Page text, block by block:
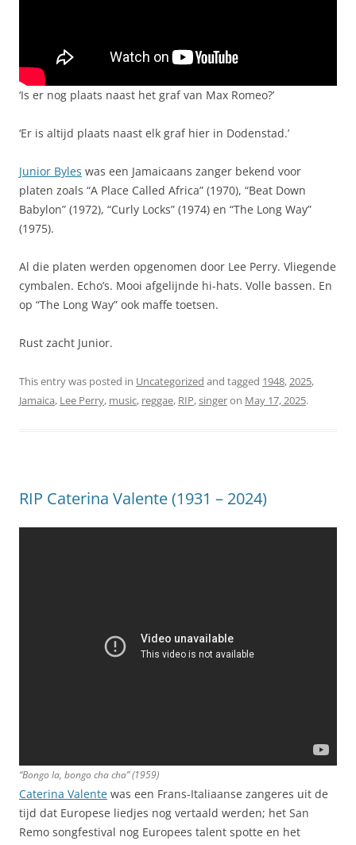
‘Is er nog plaats naast het graf van Max Romeo?’
‘Er is altijd plaats naast elk graf hier in Dodenstad.’
Junior Byles was een Jamaicaans zanger bekend voor
platen zoals “A Place Called Africa” (1970), “Beat Down
Babylon” (1972), “Curly Locks” (1974) en “The Long Way”
(1975).
Al die platen werden opgenomen door Lee Perry. Vliegende
cymbalen. Echo’s. Mooi afgelijnde hi-hats. Volle bassen. En
op “The Long Way” ook maffe toetsen.
Rust zacht Junior.
This entry was posted in Uncategorized and tagged 1948,2025,
Jamaica, Lee Perry, music, reggae, RIP,singeron May 17, 2025.
RIP Caterina Valente (1931 – 2024)
“Bongo la, bongo cha cha” (1959)
Caterina Valente was een Frans-Italiaanse zangeres uit de
tijd dat Europese liedjes nog vertaald werden; het San
Remo songfestival nog Europees talent spotte en het